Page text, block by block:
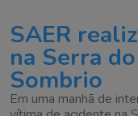
SAER
na Serra
Sombrio
Em uma manhã de